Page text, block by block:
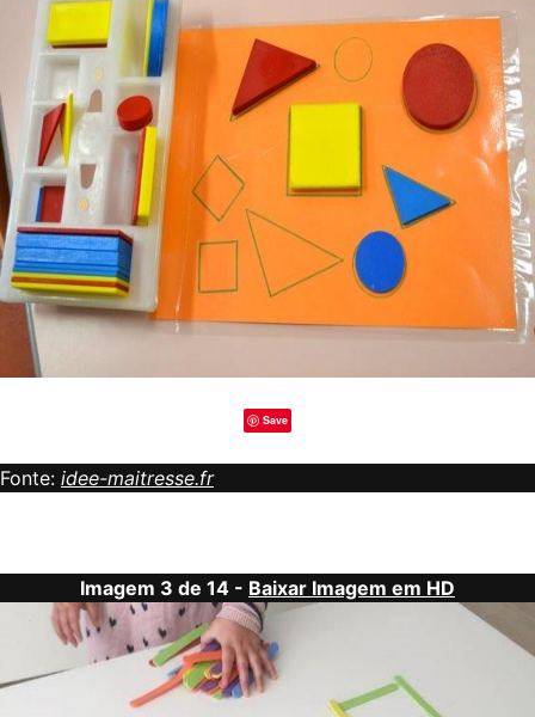
Save
Fonte: idee-maitresse.fr
Imagem 3 de 14 - Baixar Imagem em HD